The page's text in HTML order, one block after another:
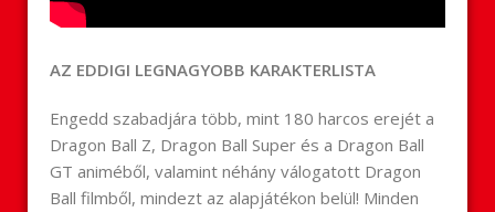
AZ EDDIGI LEGNAGYOBB KARAKTERLISTA
Engedd szabadjára több, mint 180 harcos erejét a
Dragon Ball Z, Dragon Ball Super és a Dragon Ball
GT animéből, valamint néhány válogatott Dragon
Ball filmből, mindezt az alapjátékon belül! Minden